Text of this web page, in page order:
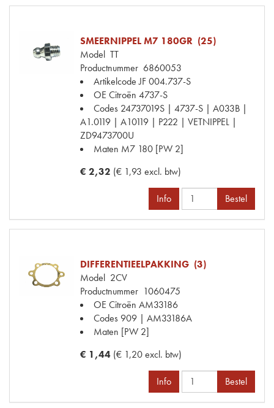
SMEERNIPPEL M7 180GR (25)
Model TT
Productnummer 6860053
Artikelcode JF004.737-S
OE Citroën 4737-S
Codes 24737019S | 4737-S | A033B |
A1.0119 | A10119 | P222 | VETNIPPEL |
ZD9473700U
Maten M7 180 [PW 2]
€ 2,32 (€ 1,93 excl. btw)
Info Bestel
DIFFERENTIEELPAKKING (3)
Model 2CV
Productnummer 1060475
OE Citroën AM33186
Codes 909 | AM33186A
Maten [PW 2]
€ 1,44 (€ 1,20 excl. btw)
Info Bestel